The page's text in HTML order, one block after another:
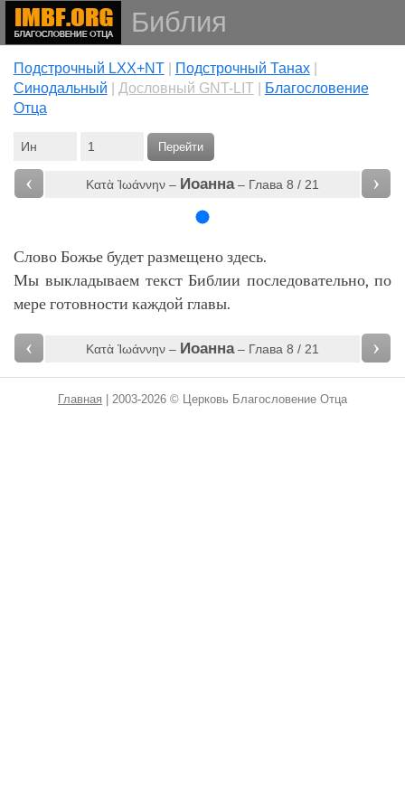
Библия
Подстрочный LXX+NT| Подстрочный Танах|
Cинодальный
Дословный GNT-LIT|
Благословение
Отца
Перейти
‹ Κατὰ Ἰωάννην – Иоанна– Глава 8 / 21 ›
Слово Божье будет размещено здесь.
Мы выкладываем текст Библии последовательно, по
мере готовности каждой главы.
‹ Κατὰ Ἰωάννην – Иоанна– Глава 8 / 21 ›
Главная | 2003-2026 © Церковь Благословение Отца